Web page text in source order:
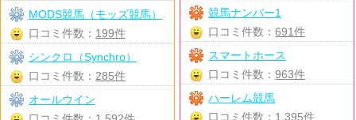
競馬ナンバー1
口コミ件数：691件
スマートホース
口コミ件数：963件
ハーレム競馬
口コミ件数： 1,395件
MODS競馬（モッズ競馬）
口コミ件数： 199件
シンクロ（Synchro）
口コミ件数： 285件
オールウイン